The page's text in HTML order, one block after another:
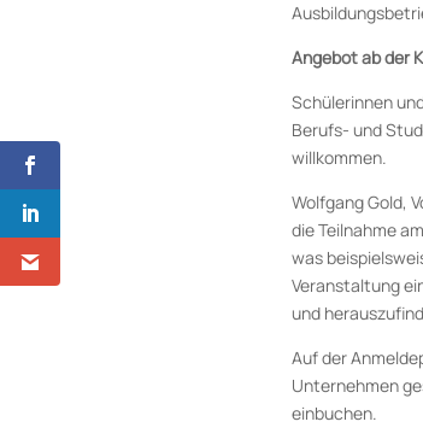
Angebot ab der
Schülerinnen
Berufs- und
willkommen.
Wolfgang Gold,
die Teilnahme
was
Veranstaltung
und
Auf der
Unternehmen
einbuchen.